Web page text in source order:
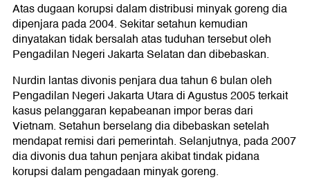
Atas dugaan korupsi dalam distribusi minyak goreng dia
dipenjara pada 2004. Sekitar setahun kemudian
dinyatakan tidak bersalah atas tuduhan tersebut oleh
Pengadilan Negeri Jakarta Selatan dan dibebaskan.
Nurdin lantas divonis penjara dua tahun 6 bulan oleh
Pengadilan Negeri Jakarta Utara di Agustus 2005 terkait
kasus pelanggaran kepabeanan impor beras dari
Vietnam. Setahun berselang dia dibebaskan setelah
mendapat remisi dari pemerintah. Selanjutnya, pada 2007
dia divonis dua tahun penjara akibat tindak pidana
korupsi dalam pengadaan minyak goreng.